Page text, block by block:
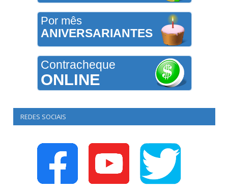
Por mês
ANIVERSARIANTES
Contracheque
ONLINE
REDES SOCIAIS